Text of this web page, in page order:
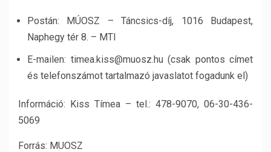
Postán: MÚOSZ – Táncsics-díj, 1016 Budapest,
Naphegy tér 8. – MTI
E-mailen: timea.kiss@muosz.hu (csak pontos címet
és telefonszámot tartalmazó javaslatot fogadunk el)
Információ: Kiss Tímea – tel.: 478-9070, 06-30-436-
5069
Forrás: MUOSZ